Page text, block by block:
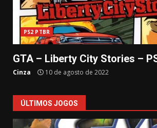
PS2 PTBR
GTA – Liberty City Stories –
Cinza 10 de agosto de 2022
ÚLTIMOS JOGOS